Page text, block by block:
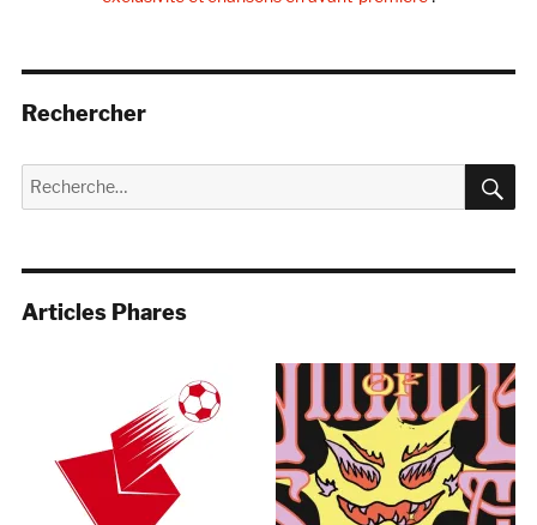
Rechercher
Recherche
pour :
Articles Phares